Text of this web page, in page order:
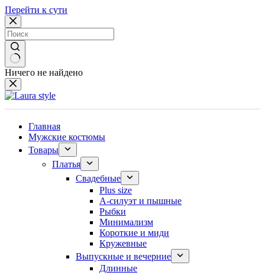
Перейти к сути
Ничего не найдено
Главная
Мужские костюмы
Товары
Платья
Свадебные
Plus size
А-силуэт и пышные
Рыбки
Минимализм
Короткие и миди
Кружевные
Выпускные и вечерние
Длинные